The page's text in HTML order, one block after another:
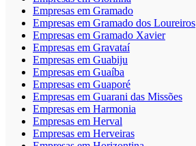
Empresas em Gramado
Empresas em Gramado dos Loureiros
Empresas em Gramado Xavier
Empresas em Gravataí
Empresas em Guabiju
Empresas em Guaíba
Empresas em Guaporé
Empresas em Guarani das Missões
Empresas em Harmonia
Empresas em Herval
Empresas em Herveiras